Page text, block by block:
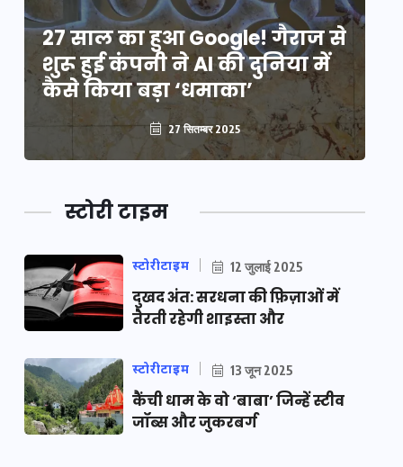
27 साल का हुआ Google! गैराज से
शुरू हुई कंपनी ने AI की दुनिया में
कैसे किया बड़ा ‘धमाका’
27 सितम्बर 2025
स्टोरी टाइम
स्टोरीटाइम 12 जुलाई 2025
दुखद अंत: सरधना की फ़िज़ाओं में
तैरती रहेगी शाइस्ता और
स्टोरीटाइम 13 जून 2025
कैंची धाम के वो ‘बाबा’ जिन्हें स्टीव
जॉब्स और जुकरबर्ग